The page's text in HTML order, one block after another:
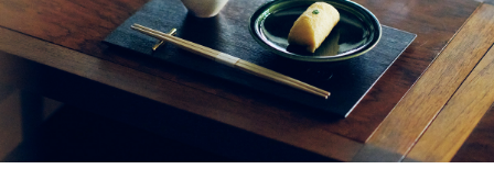
[12星座別] Weekly Holoscope
[12星座別] Monthly Love Holoscope
女神まり愛のタロットメッセージ
HEALTH
自分にやさしく
プ
ン
】
〈